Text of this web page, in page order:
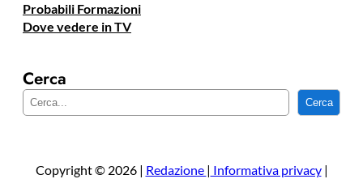
Probabili Formazioni
Dove vedere in TV
Cerca
e
a
Cerca
Copyright © 2026 | Redazione | Informativa privacy|